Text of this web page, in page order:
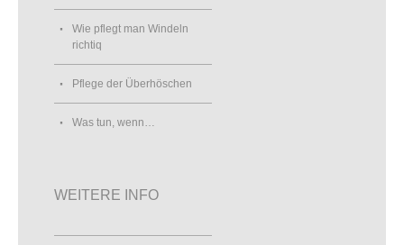
Wie pflegt man Windeln
richtiq
Pflege der Überhöschen
Was tun, wenn…
WEITERE INFO